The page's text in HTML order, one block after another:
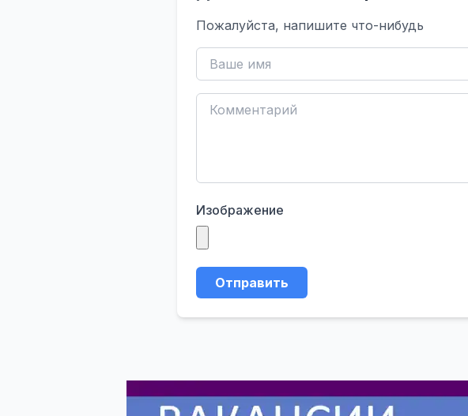
Пожалуйста, напишите что-нибудь
Изображение
Отправить